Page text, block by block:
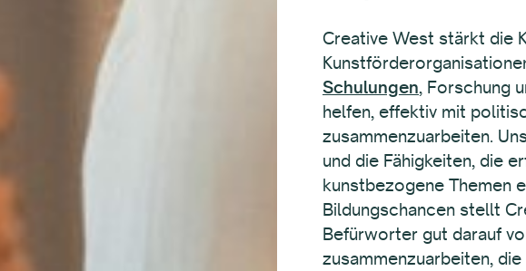
Creative West stärkt die
Schulungen, Forschung
helfen, effektiv mit
zusammenzuarbeiten.
und die Fähigkeiten, die
kunstbezogene Themen
Bildungschancen stellt
Befürworter gut darauf
zusammenzuarbeiten,